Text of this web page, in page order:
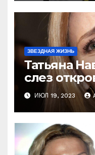
ЗВЕЗДНАЯ ЖИЗНЬ
Татьяна
слез
Домниной!
ИЮЛ 19, 2023